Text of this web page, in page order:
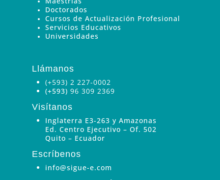
Doctorados
Cursos de Actualización Profesional
Servicios Educativos
Universidades
Llámanos
(+593) 2 227-0002
(+593) 96 309 2369
Visítanos
Inglaterra E3-263 y Amazonas
Ed. Centro Ejecutivo – Of. 502
Quito – Ecuador
Escríbenos
info@sigue-e.com